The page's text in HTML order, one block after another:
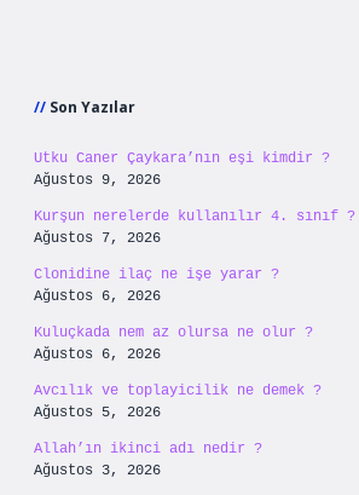
Son Yazılar
Utku Caner Çaykara’nın eşi kimdir ?
Ağustos 9, 2026
Kurşun nerelerde kullanılır 4. sınıf ?
Ağustos 7, 2026
Clonidine ilaç ne işe yarar ?
Ağustos 6, 2026
Kuluçkada nem az olursa ne olur ?
Ağustos 6, 2026
Avcılık ve toplayicilik ne demek ?
Ağustos 5, 2026
Allah’ın ikinci adı nedir ?
Ağustos 3, 2026